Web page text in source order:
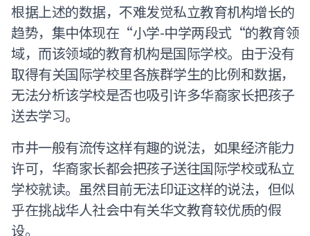
根据上述的数据，不难发觉私立教育机构增长的
趋势，集中体现在“小学-中学两段式“的教育领
域，而该领域的教育机构是国际学校。由于没有
取得有关国际学校里各族群学生的比例和数据，
无法分析该学校是否也吸引许多华裔家长把孩子
送去学习。
市井一般有流传这样有趣的说法，如果经济能力
许可，华裔家长都会把孩子送往国际学校或私立
学校就读。虽然目前无法印证这样的说法，但似
乎在挑战华人社会中有关华文教育较优质的假
设。